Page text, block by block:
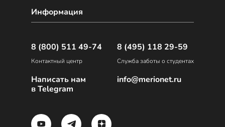
Информация
8 (800) 511 49-74
Контактный центр
Написать нам
в Telegram
8 (495) 118 29-59
Служба заботы о студентах
info@merionet.ru